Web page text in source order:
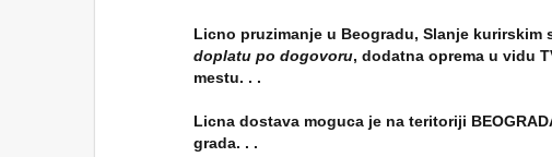
Licno pruzimanje u Beogradu, Slanje
doplatu po dogovoru, dodatna oprema u vidu
mestu. . .
Licna dostava moguca je na teritoriji
grada. . .